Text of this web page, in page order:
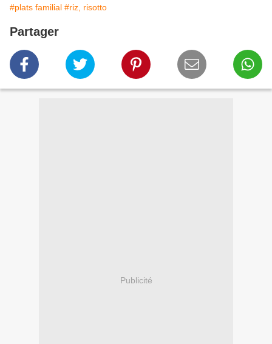
#plats familial #riz, risotto
Partager
Publicité